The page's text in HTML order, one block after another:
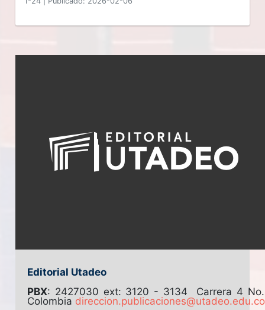
Editorial Utadeo
PBX: 2427030 ext: 3120 - 3134 Carrera 4
Colombia direccion.publicaciones@utadeo.edu.co